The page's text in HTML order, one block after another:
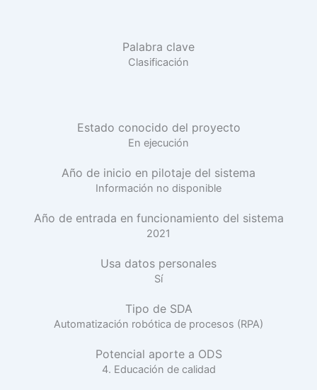
Palabra clave
Clasificación
Estado conocido del proyecto
En ejecución
Año de inicio en pilotaje del sistema
Información no disponible
Año de entrada en funcionamiento del sistema
2021
Usa datos personales
Sí
Tipo de SDA
Automatización robótica de procesos (RPA)
Potencial aporte a ODS
4. Educación de calidad